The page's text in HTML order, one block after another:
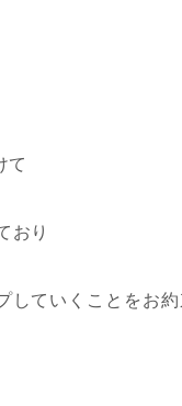
て
おり
ていくことをお約